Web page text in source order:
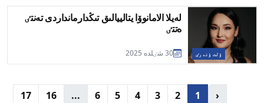
ۇلت ٶنەرٸ
لەيلا الامانوۆا يتالييالىق تىڭدارمانداردى تەنتٸ
ەتتٸ
30 شٸلدە 2025
‹
1
2
3
4
5
6
...
16
17